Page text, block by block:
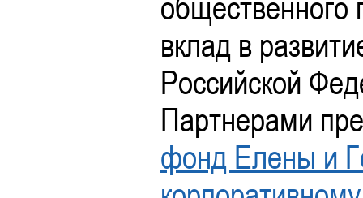
общественного
вклад в
Российской
Партнерами
фонд Елены и